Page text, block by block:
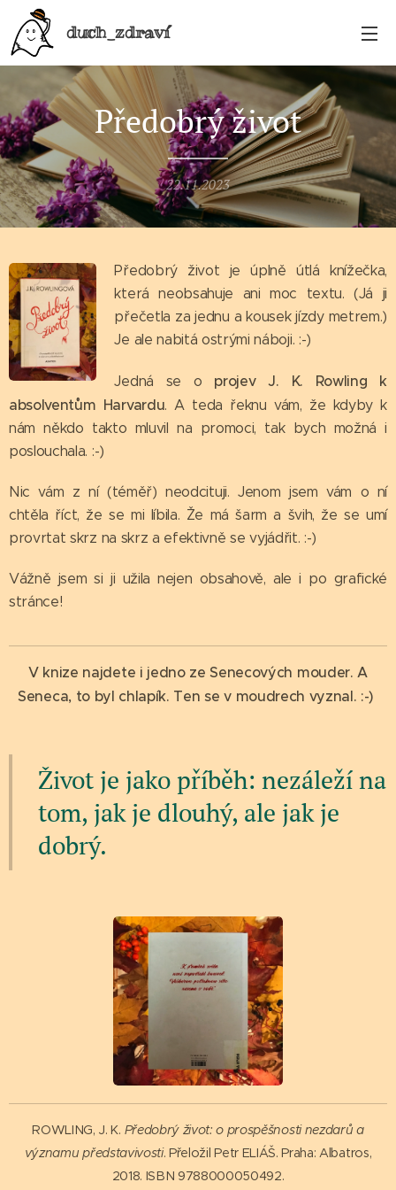
duch_zdraví
Předobrý život
22.11.2023
Předobrý život je úplně útlá knížečka,
která neobsahuje ani moc textu. (Já ji
přečetla za jednu a kousek jízdy metrem.)
Je ale nabitá ostrými náboji. :-)
Jedná se o projev J. K. Rowling k
absolventům Harvardu. A teda řeknu vám, že kdyby k
nám někdo takto mluvil na promoci, tak bych možná i
poslouchala. :-)
Nic vám z ní (téměř) neodcituji. Jenom jsem vám o ní
chtěla říct, že se mi líbila. Že má šarm a švih, že se umí
provrtat skrz na skrz a efektivně se vyjádřit. :-)
Vážně jsem si ji užila nejen obsahově, ale i po grafické
stránce!
V knize najdete i jedno ze Senecových mouder. A
Seneca, to byl chlapík. Ten se v moudrech vyznal. :-)
Život je jako příběh: nezáleží na
tom, jak je dlouhý, ale jak je
dobrý.
ROWLING, J. K. Předobrý život: o prospěšnosti nezdarů a
významu představivosti. Přeložil Petr ELIÁŠ. Praha: Albatros,
2018. ISBN 9788000050492.